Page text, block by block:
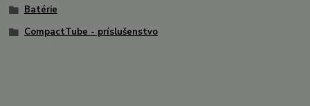
Batérie
CompactTube - príslušenstvo